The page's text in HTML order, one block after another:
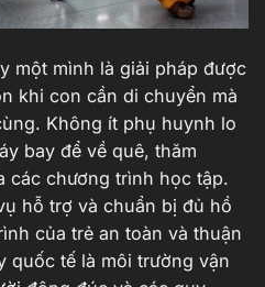
một mình là giải pháp được
khi con cần di chuyển mà
Không ít phụ huynh lo
bay để về quê, thăm
các chương trình học tập.
hỗ trợ và chuẩn bị đủ hồ
của trẻ an toàn và thuận
quốc tế là môi trường vận